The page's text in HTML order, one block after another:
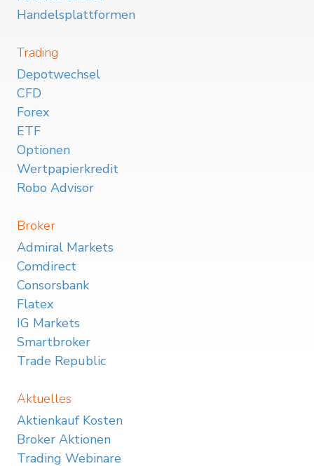
Handelsplattformen
Trading
Depotwechsel
CFD
Forex
ETF
Optionen
Wertpapierkredit
Robo Advisor
Broker
Admiral Markets
Comdirect
Consorsbank
Flatex
IG Markets
Smartbroker
Trade Republic
Aktuelles
Aktienkauf Kosten
Broker Aktionen
Trading Webinare